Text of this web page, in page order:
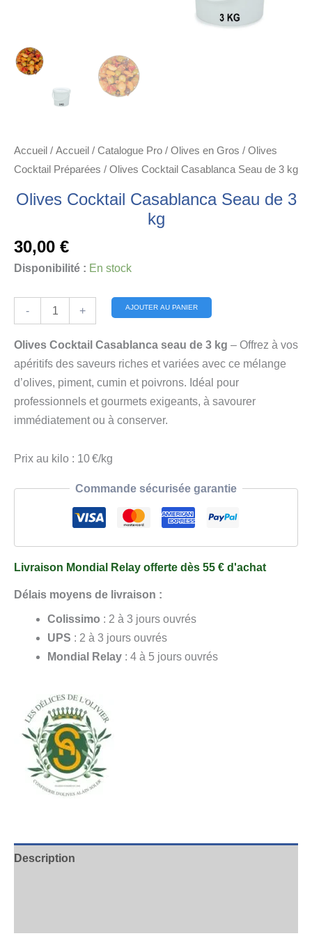
Accueil / Accueil / Catalogue Pro / Olives en Gros / Olives
Cocktail Préparées / Olives Cocktail Casablanca Seau de 3 kg
Olives Cocktail Casablanca Seau de 3
kg
30,00 €
Disponibilité : En stock
-
de
Olives
Cocktail
Casablanca
Seau
de
kg
+ AJOUTER AU PANIER
Olives Cocktail Casablanca seau de 3 kg – Offrez à vos
apéritifs des saveurs riches et variées avec ce mélange
d’olives, piment, cumin et poivrons. Idéal pour
professionnels et gourmets exigeants, à savourer
immédiatement ou à conserver.
Prix au kilo : 10 €/kg
Commande sécurisée garantie
Livraison Mondial Relay offerte dès 55 € d'achat
Délais moyens de livraison :
Colissimo : 2 à 3 jours ouvrés
UPS : 2 à 3 jours ouvrés
Mondial Relay : 4 à 5 jours ouvrés
Description